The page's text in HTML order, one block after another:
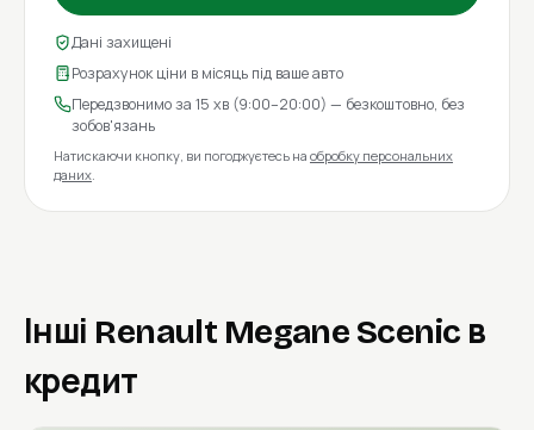
Дані захищені
Розрахунок ціни в місяць під ваше авто
Передзвонимо за 15 хв (9:00–20:00) — безкоштовно, без
зобов'язань
Натискаючи кнопку, ви погоджуєтесь на обробку персональних
даних.
Інші Renault Megane Scenic в
кредит